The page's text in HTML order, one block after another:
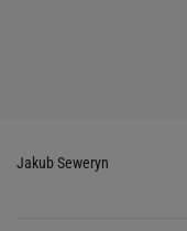
Jakub Seweryn